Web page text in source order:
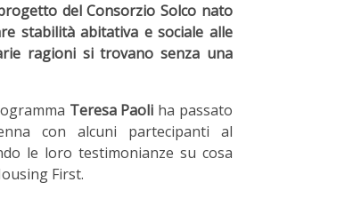
del Consorzio Solco nato
stabilità abitativa e sociale alle
ragioni si trovano senza una
Teresa Paoli ha passato
con alcuni partecipanti al
le loro testimonianze su cosa
First.